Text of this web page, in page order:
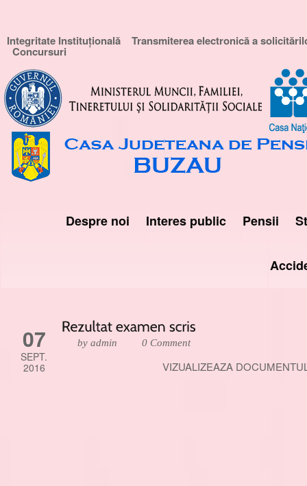
Integritate Instituțională Transmiterea electronică a
Concursuri
Despre noi Interes public Pensii
07
SEPT.
2016
by admin 0 Comment
VIZUALIZEAZA